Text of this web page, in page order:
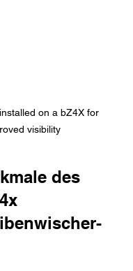
on a bZ4X for
visibility
des